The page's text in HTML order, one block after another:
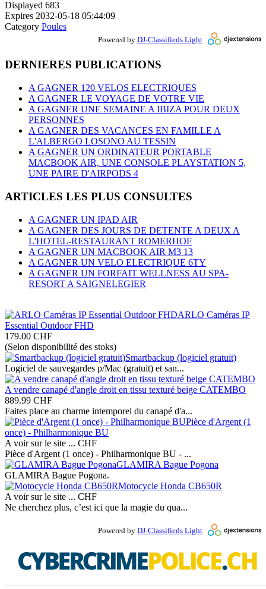
Displayed 683
Expires 2032-05-18 05:44:09
Category Poules
Powered by DJ-Classifieds Light
DERNIERES PUBLICATIONS
A GAGNER 120 VELOS ELECTRIQUES
A GAGNER LE VOYAGE DE VOTRE VIE
A GAGNER UNE SEMAINE A IBIZA POUR DEUX
PERSONNES
A GAGNER DES VACANCES EN FAMILLE A
L'ALBERGO LOSONO AU TESSIN
A GAGNER UN ORDINATEUR PORTABLE
MACBOOK AIR, UNE CONSOLE PLAYSTATION 5,
UNE PAIRE D'AIRPODS 4
ARTICLES LES PLUS CONSULTES
A GAGNER UN IPAD AIR
A GAGNER DES JOURS DE DETENTE A DEUX A
L'HOTEL-RESTAURANT ROMERHOF
A GAGNER UN MACBOOK AIR M3 13
A GAGNER UN VELO ELECTRIQUE 6TY
A GAGNER UN FORFAIT WELLNESS AU SPA-
RESORT A SAIGNELEGIER
ARLO Caméras IP
Essential Outdoor FHD
179.00 CHF
(Selon disponibilité des stoks)
Smartbackup (logiciel gratuit)
Logiciel de sauvegardes p/Mac (gratuit) et san...
A vendre canapé d'angle droit en tissu texturé beige CATEMBO
889.99 CHF
Faites place au charme intemporel du canapé d'a...
Pièce d'Argent (1
once) - Philharmonique BU
A voir sur le site ... CHF
Pièce d'Argent (1 once) - Philharmonique BU - ...
GLAMIRA Bague Pogona
GLAMIRA Bague Pogona.
Motocycle Honda CB650R
A voir sur le site ... CHF
Ne cherchez plus, c’est ici que la magie du qua...
Powered by DJ-Classifieds Light